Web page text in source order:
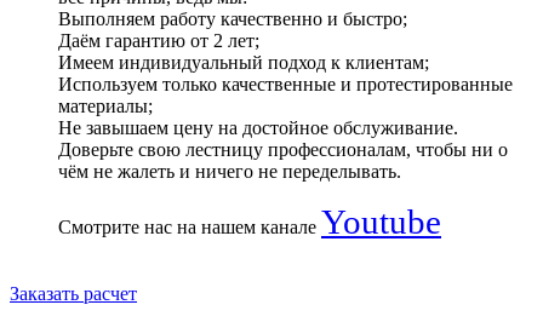
Выполняем работу качественно и быстро;
Даём гарантию от 2 лет;
Имеем индивидуальный подход к клиентам;
Используем только качественные и протестированные
материалы;
Не завышаем цену на достойное обслуживание.
Доверьте свою лестницу профессионалам, чтобы ни о
чём не жалеть и ничего не переделывать.
Смотрите нас на нашем канале Youtube
Заказать расчет